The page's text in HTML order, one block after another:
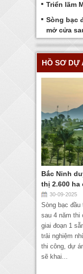
Triển lãm
Sòng bạc
mở cửa
HỒ SƠ DỰ
Bắc Ninh
thị 2.600
30-09-2025
Sòng bạc
sau 4 năm thi
giai đoạn 1
trải nghiệm
thi công, dự
sẽ khai...